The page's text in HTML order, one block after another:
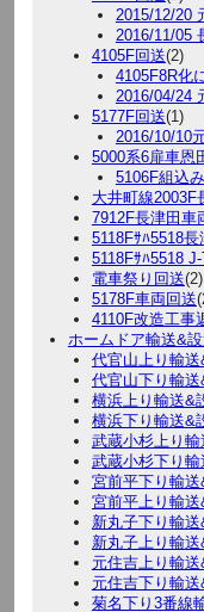
2015/12/20
2016/11/05
4105F回送(2)
4105F8R化
2016/04/24
5177F回送(1)
2016/10/10
5000系6扉車恩
5106F組込
大井町線2003F
7912F長津田車
5118Fｻﾊ5518
5118Fｻﾊ5518
電車祭り回送(2)
5178F車両回送
4110F改造工事
ホームドア輸送&
代官山上り輸
代官山下り輸
横浜上り輸送&
横浜下り輸送&
武蔵小杉上り
武蔵小杉下り
宮前平下り輸
宮前平上り輸
新丸子下り輸
新丸子上り輸
元住吉上り輸
元住吉下り輸
菊名下り3番線